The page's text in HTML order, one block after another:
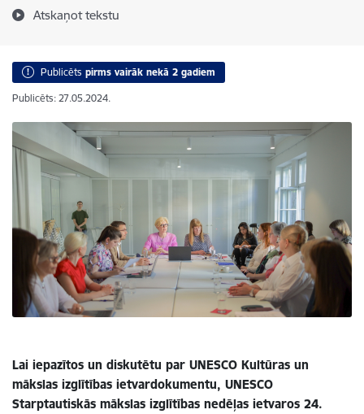
Atskaņot tekstu
Publicēts pirms vairāk nekā 2 gadiem
Publicēts: 27.05.2024.
Lai iepazītos un diskutētu par UNESCO Kultūras un
mākslas izglītības ietvardokumentu, UNESCO
Starptautiskās mākslas izglītības nedēļas ietvaros 24.